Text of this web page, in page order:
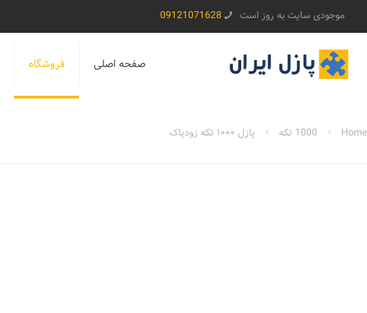
موجودی سایت به روز است 09121071628
صفحه اصلی فروشگاه
Home 1000 تکه پازل ۱۰۰۰ تکه زودیاک